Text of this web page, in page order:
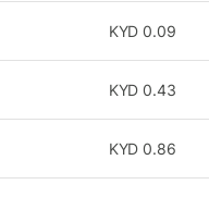
0.09
KYD
0.43
KYD
0.86
KYD